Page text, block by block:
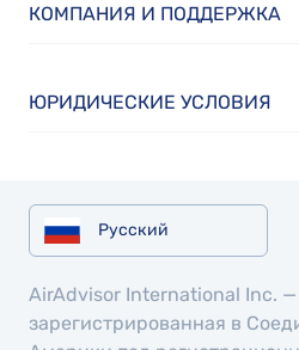
КОМПАНИЯ И ПОДДЕРЖКА
ЮРИДИЧЕСКИЕ УСЛОВИЯ
Русский
AirAdvisor International Inc.
зарегистрированная в